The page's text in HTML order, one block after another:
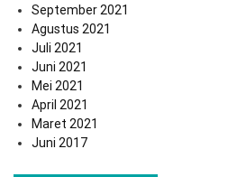
September 2021
Agustus 2021
Juli 2021
Juni 2021
Mei 2021
April 2021
Maret 2021
Juni 2017